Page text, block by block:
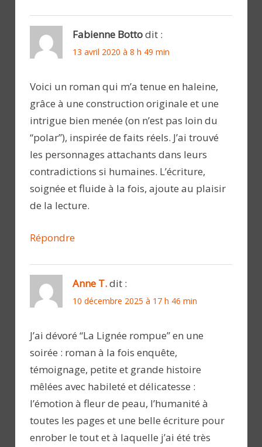
Fabienne Bottodit :
13 avril 2020 à 8 h 49 min
Voici un roman qui m’a tenue en haleine,
grâce à une construction originale et une
intrigue bien menée (on n’est pas loin du
“polar”), inspirée de faits réels. J’ai trouvé
les personnages attachants dans leurs
contradictions si humaines. L’écriture,
soignée et fluide à la fois, ajoute au plaisir
de la lecture.
Répondre
Anne T.dit :
10 décembre 2025 à 17 h 46 min
J’ai dévoré “La Lignée rompue” en une
soirée : roman à la fois enquête,
témoignage, petite et grande histoire
mêlées avec habileté et délicatesse :
l’émotion à fleur de peau, l’humanité à
toutes les pages et une belle écriture pour
enrober le tout et à laquelle j’ai été très